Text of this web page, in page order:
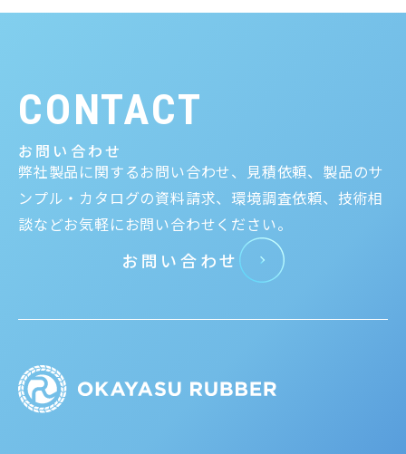
CONTACT
お問い合わせ
弊社製品に関するお問い合わせ、見積依頼、製品のサ
ンプル・カタログの資料請求、環境調査依頼、技術相
談などお気軽にお問い合わせください。
お問い合わせ